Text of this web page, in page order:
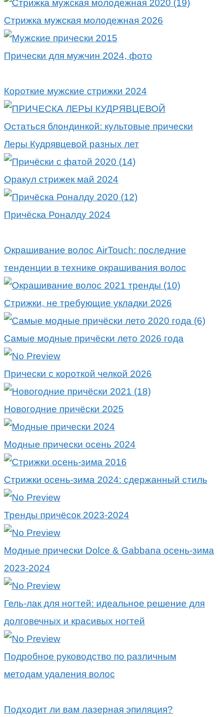
Стрижка мужская молодежная 2026
Прически для мужчин 2024, фото
Короткие мужские стрижки 2024
Остаться блондинкой: культовые прически
Леры Кудрявцевой разных лет
Оракул стрижек май 2024
Причёска Роналду 2024
Окрашивание волос AirTouch: последние
тенденции в технике окрашивания волос
Стрижки, не требующие укладки 2026
Самые модные причёски лето 2026 года
Прически с короткой челкой 2026
Новогодние причёски 2025
Модные прически осень 2024
Стрижки осень-зима 2024: сдержанный стиль
Тренды причёсок 2023-2024
Модные прически Dolce & Gabbana осень-зима
2023-2024
Гель-лак для ногтей: идеальное решение для
долговечных и красивых ногтей
Подробное руководство по различным
методам удаления волос
Подходит ли вам лазерная эпиляция?